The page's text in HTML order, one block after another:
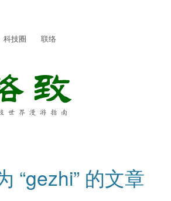
科技圈 联络
“gezhi” 的文章